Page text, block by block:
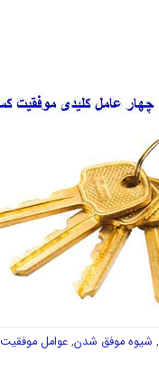
, شیوه موفق شدن,عوامل موفقیت